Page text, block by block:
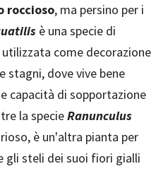
roccioso, ma persino per i
è una specie di
come decorazione
stagni, dove vive bene
capacità di sopportazione
la specieRanunculus
è un'altra pianta per
gli steli dei suoi fiori gialli